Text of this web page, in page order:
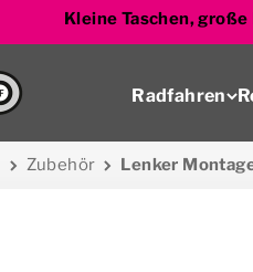
Kleine Taschen,
Radfahren
Zubehör Lenker